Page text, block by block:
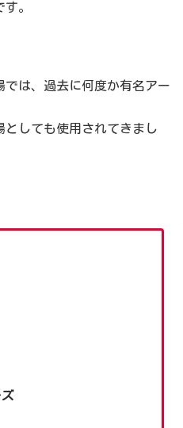
。
では、過去に何度か有名アー
しても使用されてきまし